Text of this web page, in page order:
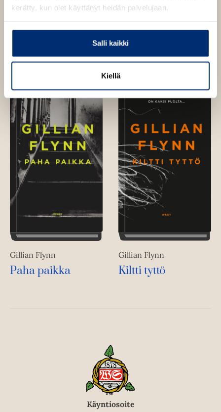
kerätty, kun olet käyttänyt heidän palvelujaan.
Salli kaikki
Kiellä
Auttava käsi
Gillian Flynn
Teräviä esineitä
Gillian Flynn
Paha paikka
Gillian Flynn
Kiltti tyttö
Käyntiosoite